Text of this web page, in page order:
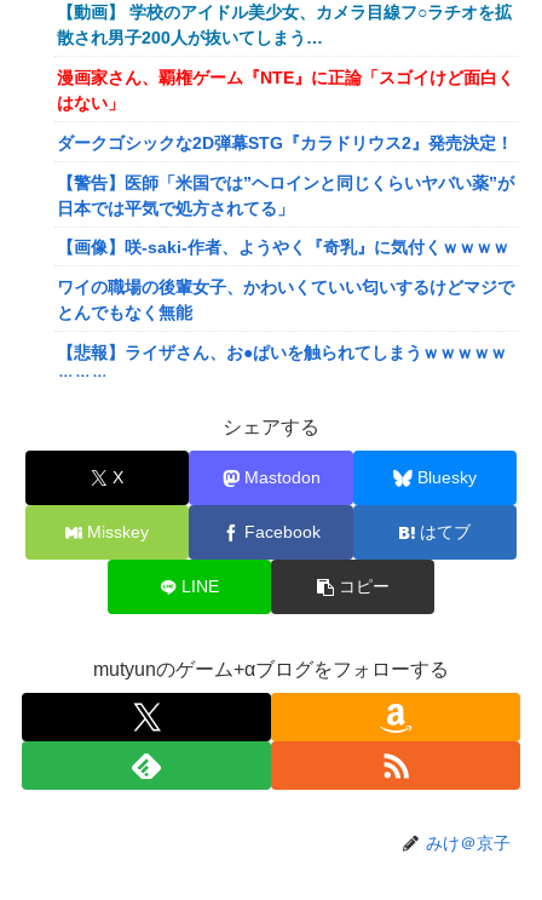
【動画】 学校のアイドル美少女、カメラ目線フ○ラチオを拡
散され男子200人が抜いてしまう…
漫画家さん、覇権ゲーム『NTE』に正論「スゴイけど面白く
はない」
ダークゴシックな2D弾幕STG『カラドリウス2』発売決定！
【警告】医師「米国では”ヘロインと同じくらいヤバい薬”が
日本では平気で処方されてる」
【画像】咲-saki-作者、ようやく『奇乳』に気付くｗｗｗｗ
ワイの職場の後輩女子、かわいくていい匂いするけどマジで
とんでもなく無能
【悲報】ライザさん、お●ぱいを触られてしまうｗｗｗｗｗ
ｗｗｗ
【悲報】Z世代「求刑7年のジャンポケ斎藤は口封じに被害
者殺した方が量刑軽かっただろ」←1万いいね
ぐらんぶる原作最新話、ヤバすぎる
【悲報】ショートスリーパー堀さん、対面で高須幹弥にブチ
ギレるｗｗｗｗ
【画像】閉店間際の回転ずし、ネタの量がバグってると話題
にｗｗｗｗｗ
の謎が解けるWWW
ワイ、「着衣おっばい」でしか抜けない体質になってしまう
ｗｗｗｗｗ
【VTuber】RK Music、公式サイトをリニューアル！『こう
【にじさんじ】七瀬、動物園でアシカに水をかけられビショ
シェアする
X Mastodon Bluesky
Misskey Facebook はてブ
LINE コピー
mutyunのゲーム+αブログをフォローする
みけ＠京子